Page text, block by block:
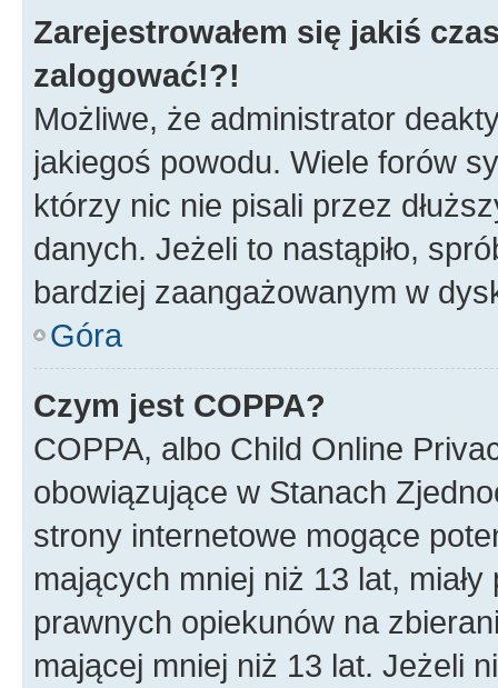
Zarejestrowałem się jakiś
zalogować!?!
Możliwe, że administrator
jakiegoś powodu. Wiele forów
którzy nic nie pisali przez
danych. Jeżeli to nastąpiło,
bardziej zaangażowanym w
Góra
Czym jest COPPA?
COPPA, albo Child Online
obowiązujące w Stanach
strony internetowe mogące
mających mniej niż 13 lat,
prawnych opiekunów na
mającej mniej niż 13 lat. Jeżeli